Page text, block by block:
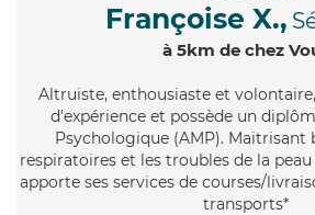
Françoise X.,
à 5km de chez
Altruiste, enthousiaste et
d'expérience et possède un
Psychologique (AMP). Maitrisant
respiratoires et les troubles de la
apporte ses services de courses/
transports*